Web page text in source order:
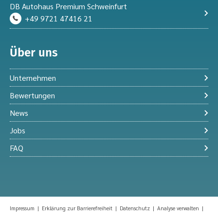
DB Autohaus Premium Schweinfurt
+49 9721 47416 21
Über uns
Unternehmen
Bewertungen
News
Jobs
FAQ
Impressum | Erklärung zur Barrierefreiheit | Datenschutz | Analyse verwalten |